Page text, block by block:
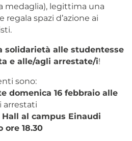
medaglia), legittima una
regala spazi d’azione ai
solidarietà alle studentesse
e alle/agli arrestate/i!
sono:
domenica 16 febbraio alle
arrestati
al campus Einaudi
ore 18.30